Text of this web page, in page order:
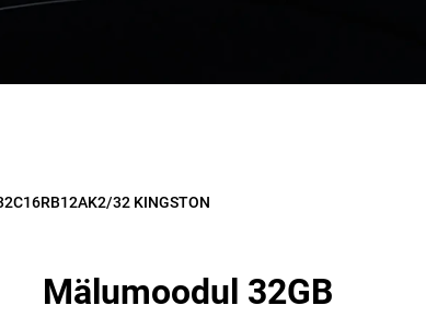
32 KINGSTON
Mälumoodul 32GB